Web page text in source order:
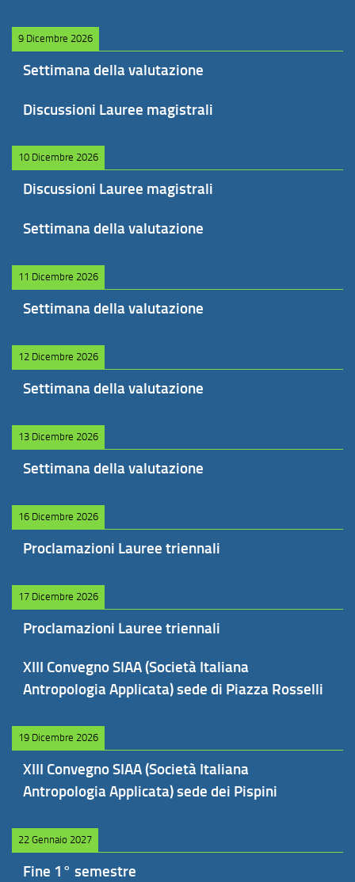
9 Dicembre 2026
Settimana della valutazione
Discussioni Lauree magistrali
10 Dicembre 2026
Discussioni Lauree magistrali
Settimana della valutazione
11 Dicembre 2026
Settimana della valutazione
12 Dicembre 2026
Settimana della valutazione
13 Dicembre 2026
Settimana della valutazione
16 Dicembre 2026
Proclamazioni Lauree triennali
17 Dicembre 2026
Proclamazioni Lauree triennali
XIII Convegno SIAA (Società Italiana
Antropologia Applicata) sede di Piazza Rosselli
19 Dicembre 2026
XIII Convegno SIAA (Società Italiana
Antropologia Applicata) sede dei Pispini
22 Gennaio 2027
Fine 1° semestre